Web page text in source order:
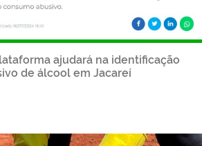
ajudará na identificação
de álcool em Jacareí